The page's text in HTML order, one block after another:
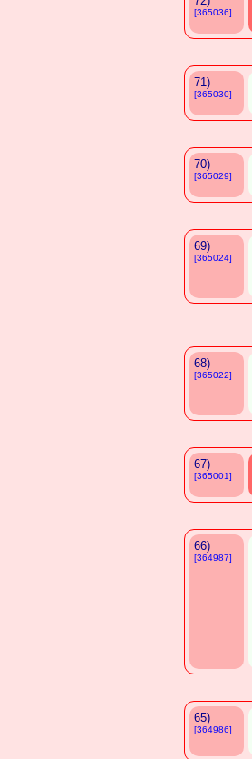
[365036]
71)
[365030]
70)
[365029]
69)
[365024]
68)
[365022]
67)
[365001]
66)
[364987]
65)
[364986]